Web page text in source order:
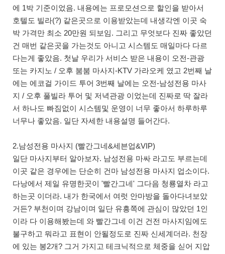
에 1박 기준이었음. 내용에는 프로모션으로 할인을 받아서
호텔도 빌라(?) 같은곳으로 이용받았는데 내생각엔 이곳 숙
박 가격만 최소 20만원 되보임. 그리고 무엇보다 진짜 좋았던
건 매번 같은곳을 가는것도 아니고 시스템도 매일마다 다르
다는게 좋았음. 첫날 우리가 서비스 받은 내용이 오전-관광
또는 카지노 / 오후 붐붐 마사지-KTV 가라오케 였고 2번째 날
에는 에코걸 가이드 투어 3번째 날에는 오전-남성전용 마사
지 / 오후 풀빌라 투어 및 저녁관광 이었는데 진짜로 딱 잘라
서 하나도 빠짐없이 시스템및 운영이 너무 좋아서 하루하루
너무나 좋았음. 일단 자세한 내용설명 들어간다.
2.남성전용 마사지 (빨간그네&세븐업&VIP)
일단 마사지부터 알아보자. 남성전용 마싸 라고도 부르는데
이곳 같은 경우에는 단순히 건마 남성전용 마사지 업소이다.
다낭에서 제일 유명한곳이 '빨간그네' 그다음 청룡열차 라고
하는곳 이더라. 내가 한국에서 여럿 안마방을 돌아다녀보았
거든? 부천이며 강남이며 일단 유흥쪽에 관심이 많았던 1인
이라 다 이용해봤는데 와 빨간그네 이건 건전 마사지임에도
불구하고 뭐라고 표현이 안될정도로 진짜 신세계더라. 천장
에 있는 봉2개? 그거 가지고 테크닉적으로 체중을 싣어 지압